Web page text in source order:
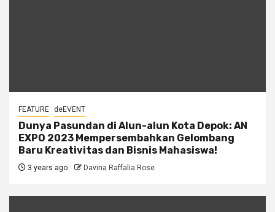
FEATURE deEVENT
Dunya Pasundan di Alun-alun Kota Depok: AN
EXPO 2023 Mempersembahkan Gelombang
Baru Kreativitas dan Bisnis Mahasiswa!
3 years ago Davina Raffalia Rose